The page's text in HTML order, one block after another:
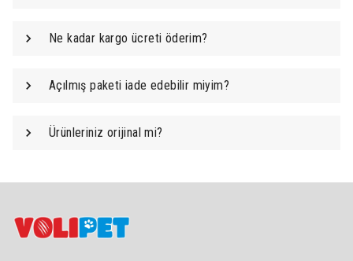
Ne kadar kargo ücreti öderim?
Açılmış paketi iade edebilir miyim?
Ürünleriniz orijinal mi?